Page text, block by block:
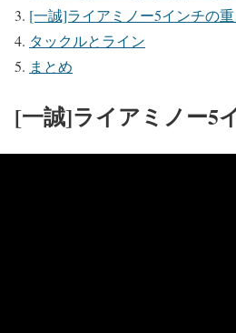
[一誠]ライアミノー5インチの重
タックルとライン
まとめ
[一誠]ライアミノー5